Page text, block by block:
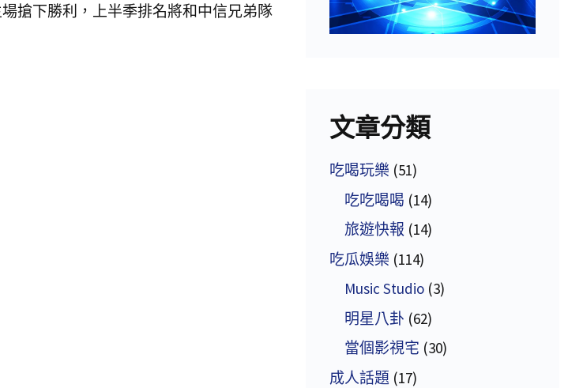
搶下勝利，上半季排名將和中信兄弟隊
文章分類
吃喝玩樂 (51)
吃吃喝喝 (14)
旅遊快報 (14)
吃瓜娛樂 (114)
Music Studio (3)
明星八卦 (62)
當個影視宅 (30)
成人話題 (17)